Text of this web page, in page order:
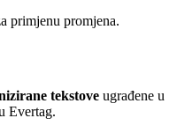
primjenu promjena.
tekstove ugrađene u
Evertag.